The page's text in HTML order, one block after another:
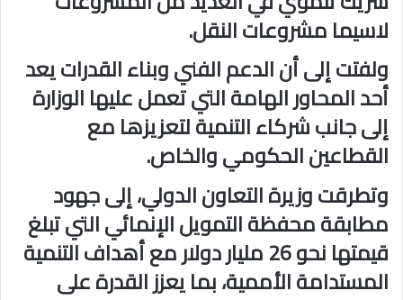
لاسيما مشروعات النقل.
ولفتت إلى أن الدعم الفني وبناء القدرات يعد
أحد المحاور الهامة التي تعمل عليها الوزارة
إلى جانب شركاء التنمية لتعزيزها مع
القطاعين الحكومي والخاص.
وتطرقت وزيرة التعاون الدولي، إلى جهود
مطابقة محفظة التمويل الإنمائي التي تبلغ
قيمتها نحو 26 مليار دولار مع أهداف التنمية
المستدامة الأممية، بما يعزز القدرة على